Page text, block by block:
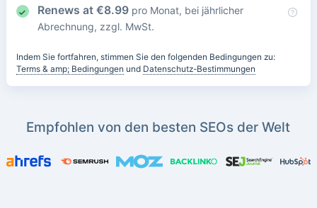
Renews at €8.99 pro Monat, bei jährlicher
Abrechnung, zzgl. MwSt.
Indem Sie fortfahren, stimmen Sie den folgenden Bedingungen zu:
Terms & amp; Bedingungen und Datenschutz-Bestimmungen
Empfohlen von den besten SEOs der Welt